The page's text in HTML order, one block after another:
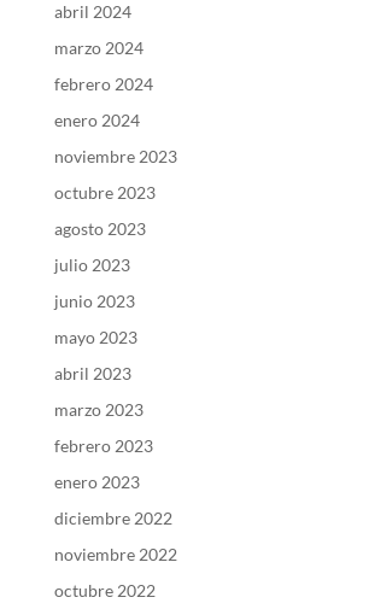
abril 2024
marzo 2024
febrero 2024
enero 2024
noviembre 2023
octubre 2023
agosto 2023
julio 2023
junio 2023
mayo 2023
abril 2023
marzo 2023
febrero 2023
enero 2023
diciembre 2022
noviembre 2022
octubre 2022